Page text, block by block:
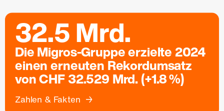
32.5 Mrd.
Die Migros-Gruppe erzielte 2024
einen erneuten Rekordumsatz
von CHF 32.529 Mrd. (+1.8 %)
Zahlen & Fakten